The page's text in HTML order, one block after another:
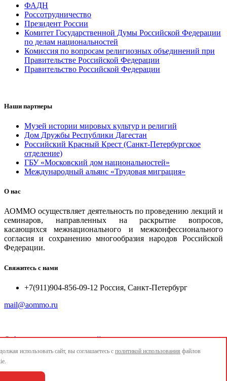
ФАДН
Россотрудничество
Президент России
Комитет Государственной Думы Российской Федерации
по делам национальностей
Комиссия по вопросам религиозных объединений при
Правительстве Российской Федерации
Правительство Российской Федерации
Наши партнеры
Музей истории мировых культур и религий
Дом Дружбы Республики Дагестан
Российский Красный Крест (Санкт-Петербургское
отделение)
ГБУ «Московский дом национальностей»
Международный альянс «Трудовая миграция»
О нас
АОММО осуществляет деятельность по проведению лекций и
семинаров, направленных на раскрытие вопросов,
касающихся межнационального и межконфессионального
согласия и сохранению многообразия народов Российской
Федерации.
Свяжитесь с нами
+7(911)904-856-09-12 Россия, Санкт-Петербург
mail@aommo.ru
© Ассоциация организаций по реализации национальных
проектов и достижению национальных целей развития
mail@aommo.ru
использовать сайт, вы соглашаетесь с политикой использования файлов